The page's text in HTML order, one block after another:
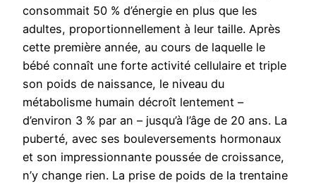
consommait 50 % d’énergie en plus que les
adultes, proportionnellement à leur taille. Après
cette première année, au cours de laquelle le
bébé connaît une forte activité cellulaire et triple
son poids de naissance, le niveau du
métabolisme humain décroît lentement –
d’environ 3 % par an – jusqu’à l’âge de 20 ans. La
puberté, avec ses bouleversements hormonaux
et son impressionnante poussée de croissance,
n’y change rien. La prise de poids de la trentaine